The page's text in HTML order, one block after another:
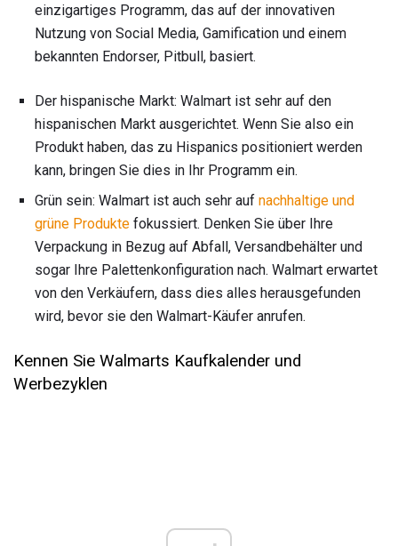
einzigartiges Programm, das auf der innovativen
Nutzung von Social Media, Gamification und einem
bekannten Endorser, Pitbull, basiert.
Der hispanische Markt: Walmart ist sehr auf den
hispanischen Markt ausgerichtet. Wenn Sie also ein
Produkt haben, das zu Hispanics positioniert werden
kann, bringen Sie dies in Ihr Programm ein.
Grün sein: Walmart ist auch sehr auf nachhaltige und
grüne Produkte fokussiert. Denken Sie über Ihre
Verpackung in Bezug auf Abfall, Versandbehälter und
sogar Ihre Palettenkonfiguration nach. Walmart erwartet
von den Verkäufern, dass dies alles herausgefunden
wird, bevor sie den Walmart-Käufer anrufen.
Kennen Sie Walmarts Kaufkalender und
Werbezyklen